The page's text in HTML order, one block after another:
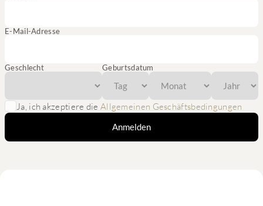
E-Mail-Adresse
Geschlecht Geburtsdatum
Ja, ich akzeptiere die Allgemeinen Geschäftsbedingungen
Anmelden